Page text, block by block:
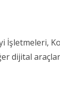
İşletmeleri,
dijital